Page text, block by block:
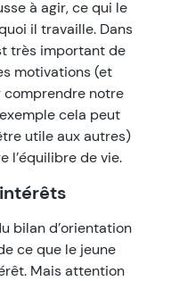
à agir, ce qui le
il travaille. Dans
très important de
motivations (et
comprendre notre
cela peut
utile aux autres)
l’équilibre de vie.
bilan d’orientation
ce que le jeune
Mais attention